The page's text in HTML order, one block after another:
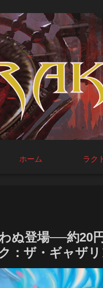
ホーム ラク
ぬ登場──約20
：ザ・ギャザ